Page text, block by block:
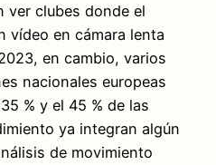
ver clubes donde el
vídeo en cámara lenta
en cambio, varios
nacionales europeas
% y el 45 % de las
ya integran algún
de movimiento